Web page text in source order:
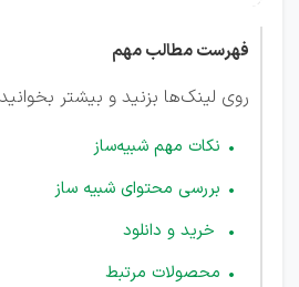
فهرست مطالب مهم
روی لینک‌ها بزنید و بیشتر بخوانید
نکات مهم شبیه‌ساز
بررسی محتوای شبیه ساز
خرید و دانلود
محصولات مرتبط